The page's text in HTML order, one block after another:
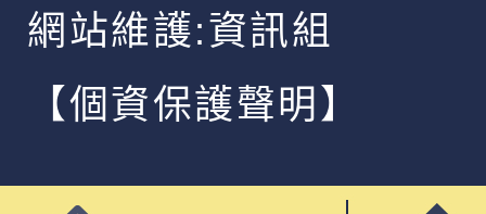
網站維護:資訊組
【個資保護聲明】